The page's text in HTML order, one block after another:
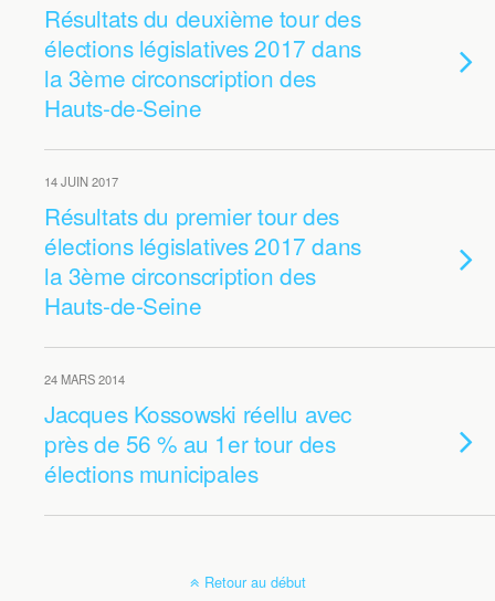
Résultats du deuxième tour des
élections législatives 2017 dans
la 3ème circonscription des
Hauts-de-Seine
14 JUIN 2017
Résultats du premier tour des
élections législatives 2017 dans
la 3ème circonscription des
Hauts-de-Seine
24 MARS 2014
Jacques Kossowski réellu avec
près de 56 % au 1er tour des
élections municipales
Retour au début